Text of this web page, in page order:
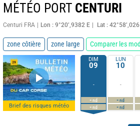
MÉTÉO PORT CENTURI
Centuri FRA Lon : 9°20’,9382 E Lat : 42°58’,026
zone côtière zone large Comparer les
Brief des risques météo
DIM
09
-
-nd
-nd
LUN
10
-
-nd
-nd